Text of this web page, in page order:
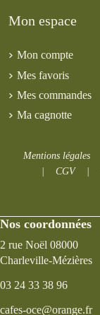
Mon espace
Mon compte
Mes favoris
Mes commandes
Ma cagnotte
Mentions légales
CGV|
Nos coordonnées
2 rue Noël 08000
Charleville-Mézières
03 24 33 38 96
cafes-oce@orange.fr